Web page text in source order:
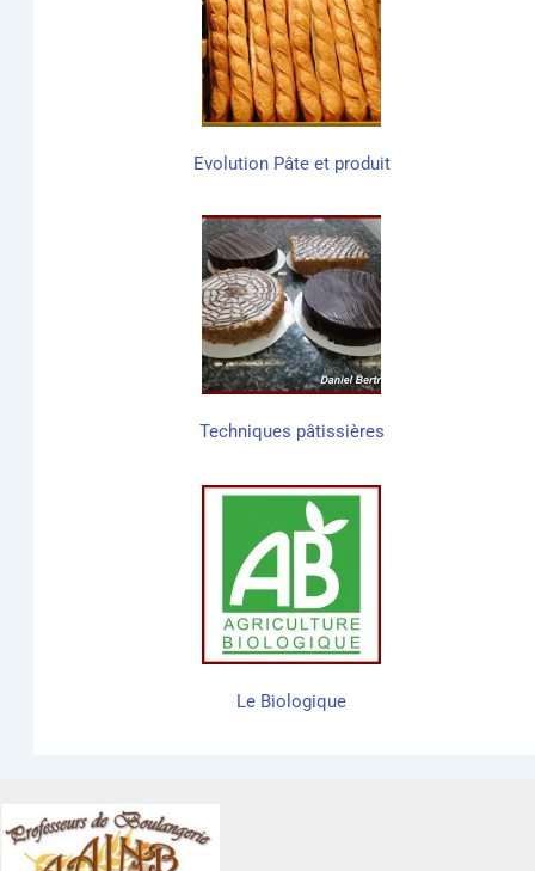
Evo­lu­tion Pâte et produit
Tech­niques pâtissières
Le Bio­lo­gique